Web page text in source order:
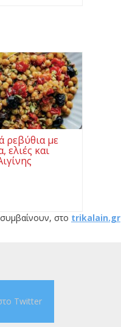
ρεβύθια με
ελιές και
στο trikalain.gr
Twitter